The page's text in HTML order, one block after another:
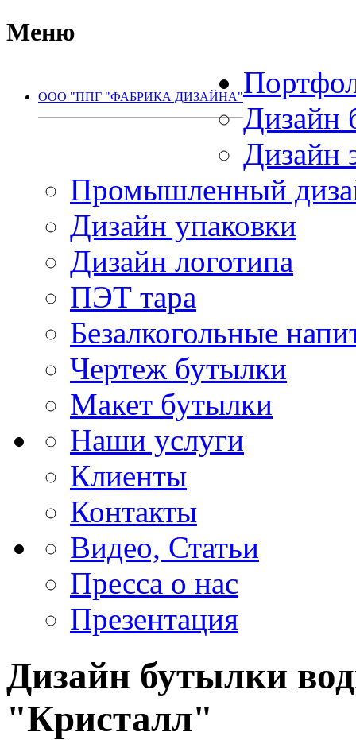
Меню
ООО "ППГ "ФАБРИКА ДИЗАЙНА"
Дизайн
Дизайн
Промышленный
Дизайн упаковки
Дизайн логотипа
ПЭТ тара
Безалкогольные
Чертеж бутылки
Макет бутылки
Наши услуги
Клиенты
Контакты
Видео, Статьи
Пресса о нас
Презентация
Дизайн бутылки
"Кристалл"